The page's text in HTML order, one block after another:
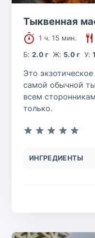
Тыквенная
1 ч. 15 мин.
Б:2.0 г Ж: 5.0 г У:
Это
самой обычной
всем
только.
ИНГРЕДИЕНТЫ